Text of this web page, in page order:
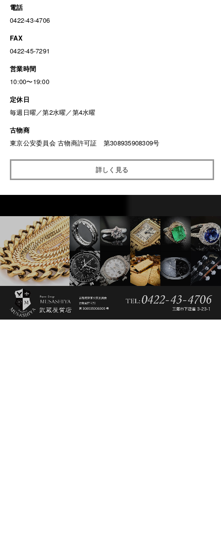
電話
0422-43-4706
FAX
0422-45-7291
営業時間
10:00〜19:00
定休日
毎週日曜／第2水曜／第4水曜
古物商
東京公安委員会 古物商許可証 第308935908309号
詳しく見る